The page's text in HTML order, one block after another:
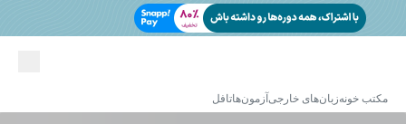
مکتب خونهزبان‌های خارجی آزمون‌هاتافل